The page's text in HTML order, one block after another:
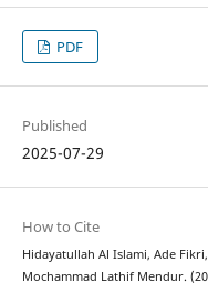
PDF
Published
2025-07-29
How to Cite
Hidayatullah Al Islami, Ade
Mochammad Lathif Mendur.